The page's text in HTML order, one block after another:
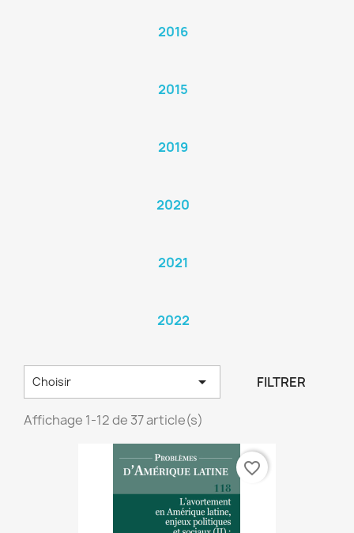
2016
2015
2019
2020
2021
2022
Choisir  FILTRER
Affichage 1-12 de 37 article(s)
favorite_border